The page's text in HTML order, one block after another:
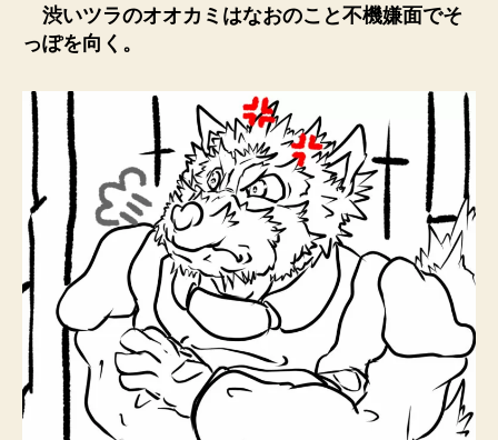
渋いツラのオオカミはなおのこと不機嫌面でそ
っぽを向く。